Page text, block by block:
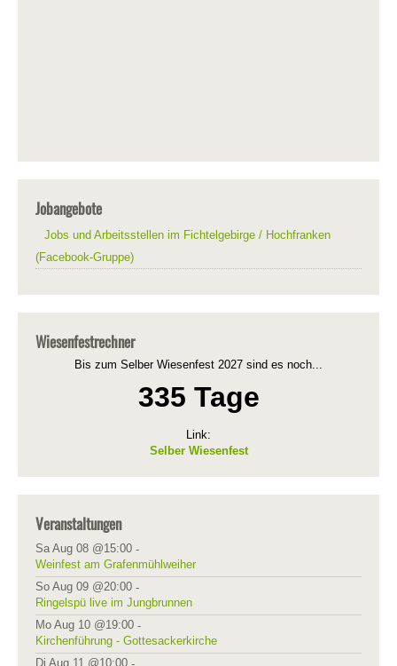
Jobangebote
Jobs und Arbeitsstellen im Fichtelgebirge / Hochfranken
(Facebook-Gruppe)
Wiesenfestrechner
Bis zum Selber Wiesenfest 2027 sind es noch...
335 Tage
Link:
Selber Wiesenfest
Veranstaltungen
Sa Aug 08 @15:00 -
Weinfest am Grafenmühlweiher
So Aug 09 @20:00 -
Ringelspü live im Jungbrunnen
Mo Aug 10 @19:00 -
Kirchenführung - Gottesackerkirche
Di Aug 11 @10:00